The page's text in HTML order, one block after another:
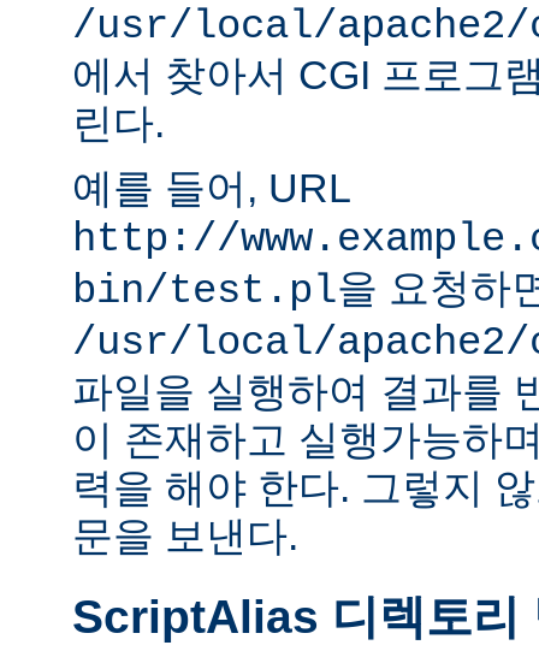
/usr/local/
에서 찾아서 CGI 프로그
린다.
예를 들어, URL
http://
bin/test.pl을 요청하
/usr/local/
파일을 실행하여 결과를
이 존재하고 실행가능하
력을 해야 한다. 그렇지
문을 보낸다.
ScriptAlias 디렉토리